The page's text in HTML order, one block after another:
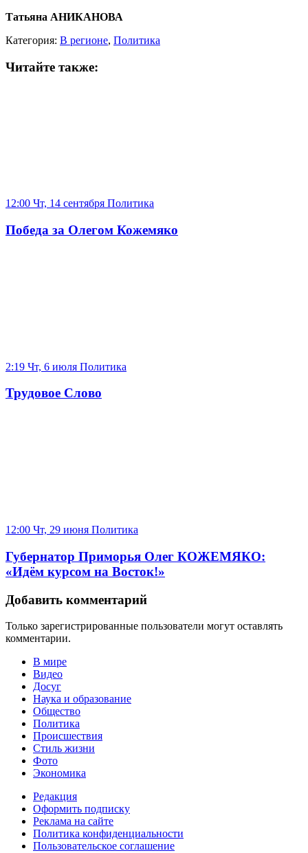
Татьяна АНИКАНОВА
Категория: В регионе, Политика
Читайте также:
12:00 Чт, 14 сентября Политика
Победа за Олегом Кожемяко
2:19 Чт, 6 июля Политика
Трудовое Слово
12:00 Чт, 29 июня Политика
Губернатор Приморья Олег КОЖЕМЯКО:
«Идём курсом на Восток!»
Добавить комментарий
Только зарегистрированные пользователи могут оставлять
комментарии.
В мире
Видео
Досуг
Наука и образование
Общество
Политика
Происшествия
Стиль жизни
Фото
Экономика
Редакция
Оформить подписку
Реклама на сайте
Политика конфиденциальности
Пользовательское соглашение